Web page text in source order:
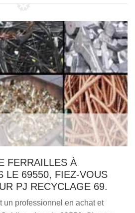
FERRAILLES À
LE 69550, FIEZ-VOUS
PJ RECYCLAGE 69.
un professionnel en achat et